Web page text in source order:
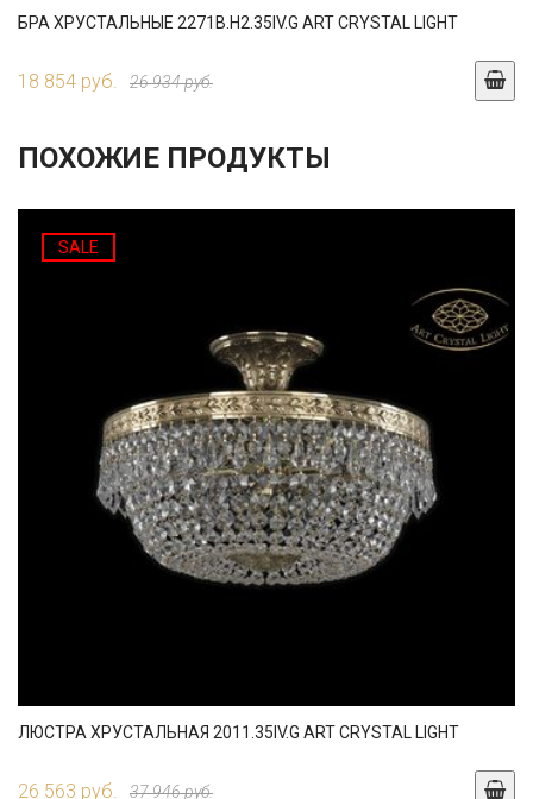
БРА ХРУСТАЛЬНЫЕ 2271B.H2.35IV.G ART CRYSTAL LIGHT
18 854 руб. 26 934 руб.
ПОХОЖИЕ ПРОДУКТЫ
SALE
ЛЮСТРА ХРУСТАЛЬНАЯ 2011.35IV.G ART CRYSTAL LIGHT
26 563 руб. 37 946 руб.